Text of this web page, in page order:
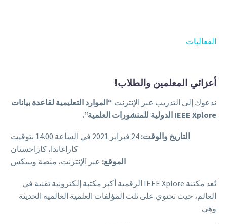
العربية
Back
English
الفعاليات
أعزائي المعلمين والطلاب!
ندعوك إلى التدريب عبر الإنترنت “الموارد التعليمية لقاعدة بيانات
IEEE Xplore الدولية للمنشورات العلمية”.
التاريخ والوقت:
24 فبراير 2021 في الساعة 14.00 بتوقيت
كاراغاندا، كازاخستان
الموقع: عبر الإنترنت، منصة ويبيكس
تُعد مكتبة IEEE Xplore الرقمية أكبر مكتبة إلكترونية تقنية في
العالم، حيث تحتوي على ثلث المؤلفات العلمية العالمية الحديثة
وهي